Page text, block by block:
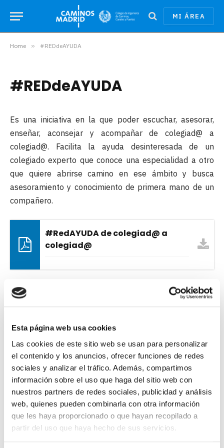
Esta página web usa cookies
Las cookies de este sitio web se usan para personalizar
el contenido y los anuncios, ofrecer funciones de redes
sociales y analizar el tráfico. Además, compartimos
información sobre el uso que haga del sitio web con
nuestros partners de redes sociales, publicidad y análisis
web, quienes pueden combinarla con otra información
que les haya proporcionado o que hayan recopilado a
partir del uso que haya hecho de sus servicios.
MI ÁREA
Home » #REDdeAYUDA
#REDdeAYUDA
Es una iniciativa en la que poder escuchar, asesorar,
enseñar, aconsejar y acompañar de colegiad@ a
colegiad@. Facilita la ayuda desinteresada de un
colegiado experto que conoce una especialidad a otro
que quiere abrirse camino en ese ámbito y busca
asesoramiento y conocimiento de primera mano de un
compañero.
#RedAYUDA de colegiad@ a
colegiad@
OFICINA DE CONCURSOS